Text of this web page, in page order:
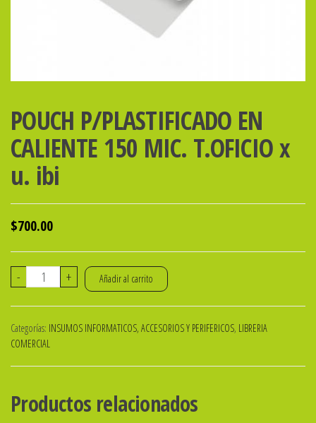
POUCH P/PLASTIFICADO EN
CALIENTE 150 MIC. T.OFICIO x
u. ibi
$700.00
-
POUCH
P/PLASTIFICADO
CALIENTE
T.OFICIO
x
+ Añadir al carrito
Categorías: INSUMOS INFORMATICOS, ACCESORIOS Y PERIFERICOS, LIBRERIA
COMERCIAL
Productos relacionados